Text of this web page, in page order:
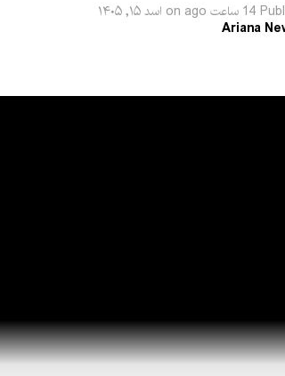
14 ساعت ago on اسد ۱۵, ۱۴۰۵
Ariana